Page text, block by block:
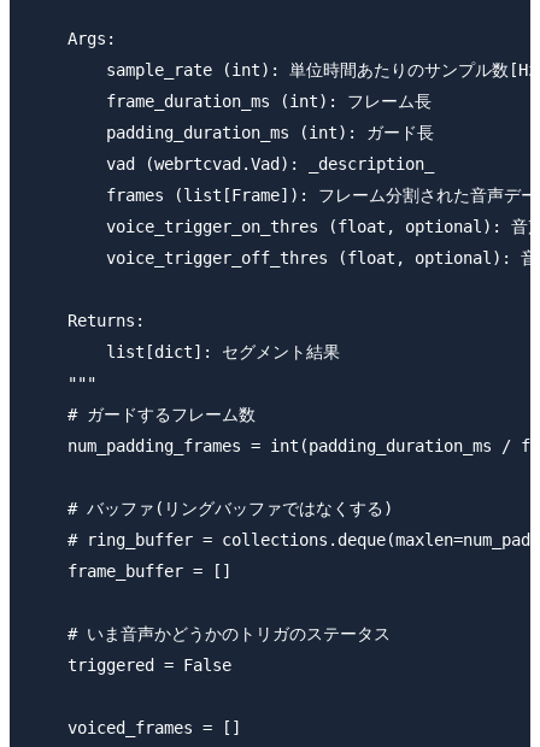
    Args:
sample_rate (int): 単位時間あたりのサンプル数
        frame_duration_ms (int): フレーム長
        padding_duration_ms (int): ガード長
        vad (webrtcvad.Vad): _description_
frames (list[Frame]): フレーム分割された音声デー
voice_trigger_on_thres (float, optional): 音
voice_trigger_off_thres (float, optional): 音
    Returns:
        list[dict]: セグメント結果
    """
    # ガードするフレーム数
num_padding_frames = int(padding_duration_ms /
    # バッファ(リングバッファではなくする)
# ring_buffer =
    frame_buffer = []
    # いま音声かどうかのトリガのステータス
    triggered = False
    voiced_frames = []